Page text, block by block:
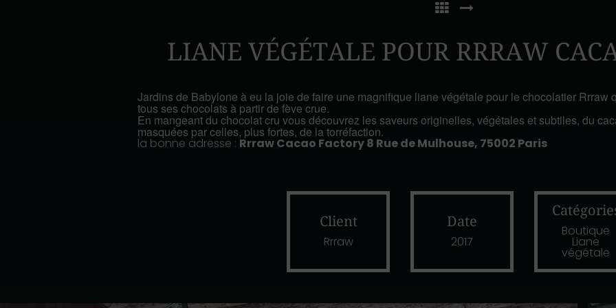
LIANE VÉGÉTALE POUR RRRAW
Jardins de Babylone à eu la joie de faire une magnifique liane végétale pour le chocolatier Rrraw
tous ses chocolats à partir de fève crue.
En mangeant du chocolat cru vous découvrez les saveurs originelles, végétales et subtiles, du
masquées par celles, plus fortes, de la torréfaction.
la bonne adresse : Rrraw Cacao Factory8 Rue de Mulhouse, 75002 Paris
Client
Rrraw
Date
2017
Boutique
Liane
végétale